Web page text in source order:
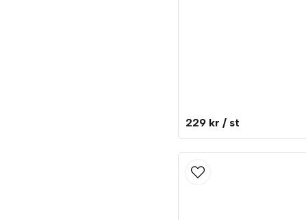
229 kr / st